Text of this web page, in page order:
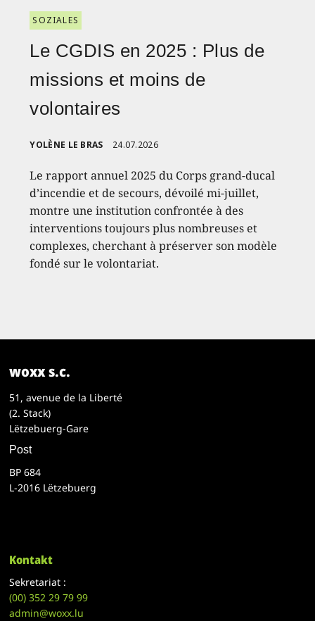
SOZIALES
Le CGDIS en 2025 : Plus de
missions et moins de
volontaires
YOLÈNE LE BRAS 24.07.2026
Le rapport annuel 2025 du Corps grand-ducal
d’incendie et de secours, dévoilé mi-juillet,
montre une institution confrontée à des
interventions toujours plus nombreuses et
complexes, cherchant à préserver son modèle
fondé sur le volontariat.
woxx s.c.
51, avenue de la Liberté
(2. Stack)
Lëtzebuerg-Gare
Post
BP 684
L-2016 Lëtzebuerg
Kontakt
Sekretariat :
(00)352 29 79 99
admin@woxx.lu